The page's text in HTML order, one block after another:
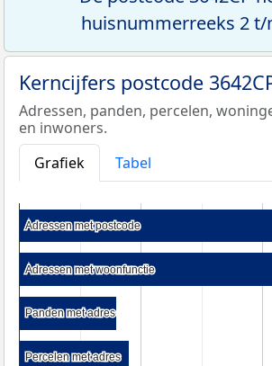
huisnummerreeks 2 t/
Kerncijfers postcode
Adressen, panden, percelen,
en inwoners.
Grafiek
Tabel
Adressen met postcode
Adressen met postcode
Adressen met woonfunctie
Adressen met woonfunctie
Panden met adres
Panden met adres
Percelen met adres
Percelen met adres